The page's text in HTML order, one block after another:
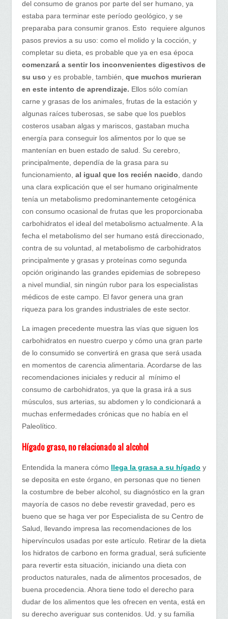
del consumo de granos por parte del ser humano, ya
estaba para terminar este período geológico, y se
preparaba para consumir granos. Esto requiere algunos
pasos previos a su uso: como el molido y la cocción, y
completar su dieta, es probable que ya en esa época
comenzará a sentir los inconvenientes digestivos de
su uso y es probable, también, que muchos murieran
en este intento de aprendizaje. Ellos sólo comían
carne y grasas de los animales, frutas de la estación y
algunas raíces tuberosas, se sabe que los pueblos
costeros usaban algas y mariscos, gastaban mucha
energía para conseguir los alimentos por lo que se
mantenían en buen estado de salud. Su cerebro,
principalmente, dependía de la grasa para su
funcionamiento, al igual que los recién nacido, dando
una clara explicación que el ser humano originalmente
tenía un metabolismo predominantemente cetogénica
con consumo ocasional de frutas que les proporcionaba
carbohidratos el ideal del metabolismo actualmente. A la
fecha el metabolismo del ser humano está direccionado,
contra de su voluntad, al metabolismo de carbohidratos
principalmente y grasas y proteínas como segunda
opción originando las grandes epidemias de sobrepeso
a nivel mundial, sin ningún rubor para los especialistas
médicos de este campo. El favor genera una gran
riqueza para los grandes industriales de este sector.
La imagen precedente muestra las vías que siguen los
carbohidratos en nuestro cuerpo y cómo una gran parte
de lo consumido se convertirá en grasa que será usada
en momentos de carencia alimentaria. Acordarse de las
recomendaciones iniciales y reducir al mínimo el
consumo de carbohidratos, ya que la grasa irá a sus
músculos, sus arterias, su abdomen y lo condicionará a
muchas enfermedades crónicas que no había en el
Paleolítico.
Hígado graso, no relacionado al alcohol
Entendida la manera cómo llega la grasa a su hígado y
se deposita en este órgano, en personas que no tienen
la costumbre de beber alcohol, su diagnóstico en la gran
mayoría de casos no debe revestir gravedad, pero es
bueno que se haga ver por Especialista de su Centro de
Salud, llevando impresa las recomendaciones de los
hipervínculos usadas por este artículo. Retirar de la dieta
los hidratos de carbono en forma gradual, será suficiente
para revertir esta situación, iniciando una dieta con
productos naturales, nada de alimentos procesados, de
buena procedencia. Ahora tiene todo el derecho para
dudar de los alimentos que les ofrecen en venta, está en
su derecho averiguar sus contenidos. Ud. y su familia